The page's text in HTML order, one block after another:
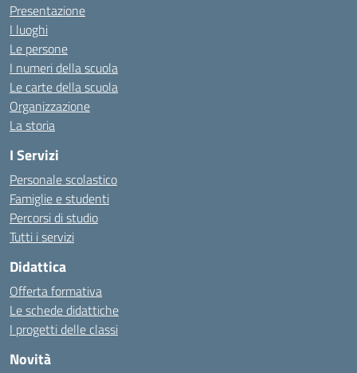
Presentazione
I luoghi
Le persone
I numeri della scuola
Le carte della scuola
Organizzazione
La storia
I Servizi
Personale scolastico
Famiglie e studenti
Percorsi di studio
Tutti i servizi
Didattica
Offerta formativa
Le schede didattiche
I progetti delle classi
Novità